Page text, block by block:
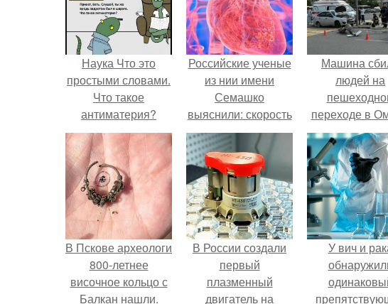
Наука Что это
простыми словами.
Что такое
антиматерия?
Российские ученые
из нии имени
Семашко
выяснили: скорость
старения напрямую
зависит от
состояния сосудов
и работы сердца.
Машина
людей на
переходе в
человек.
В Пскове археологи
800-летнее
височное кольцо с
Балкан нашли.
В России создали
первый
плазменный
двигатель на
У вич и